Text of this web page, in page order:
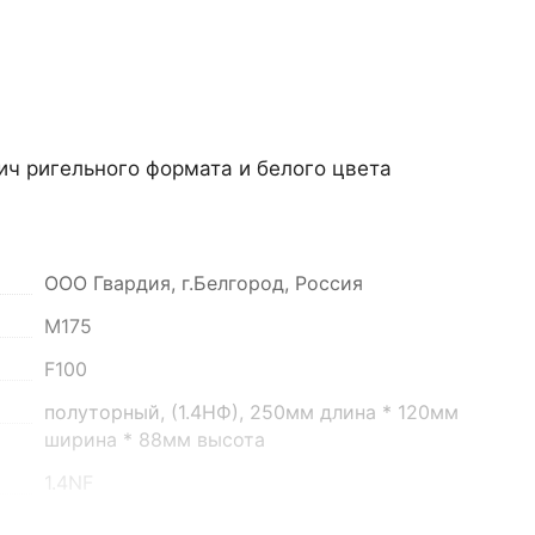
16:00
ригельного формата и белого цвета
ООО Гвардия, г.Белгород, Россия
М175
F100
полуторный, (1.4НФ), 250мм длина * 120мм
ширина * 88мм высота
1.4NF